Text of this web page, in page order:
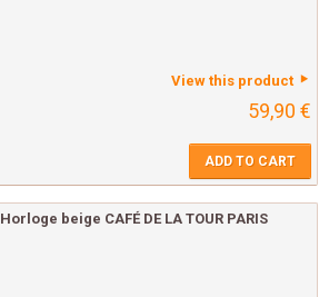
View this product
59,90 €
ADD TO CART
Horloge beige CAFÉ DE LA TOUR PARIS